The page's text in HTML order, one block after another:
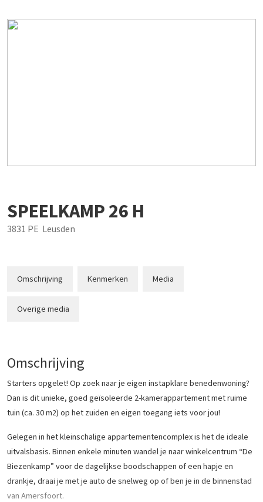
SPEELKAMP 26 H
3831 PE Leusden
Omschrijving Kenmerken Media
Overige media
Omschrijving
Starters opgelet! Op zoek naar je eigen instapklare benedenwoning?
Dan is dit unieke, goed geïsoleerde 2-kamerappartement met ruime
tuin (ca. 30 m2) op het zuiden en eigen toegang iets voor jou!
Gelegen in het kleinschalige appartementencomplex is het de ideale
uitvalsbasis. Binnen enkele minuten wandel je naar winkelcentrum “De
Biezenkamp” voor de dagelijkse boodschappen of een hapje en
drankje, draai je met je auto de snelweg op of ben je in de binnenstad
van Amersfoort.